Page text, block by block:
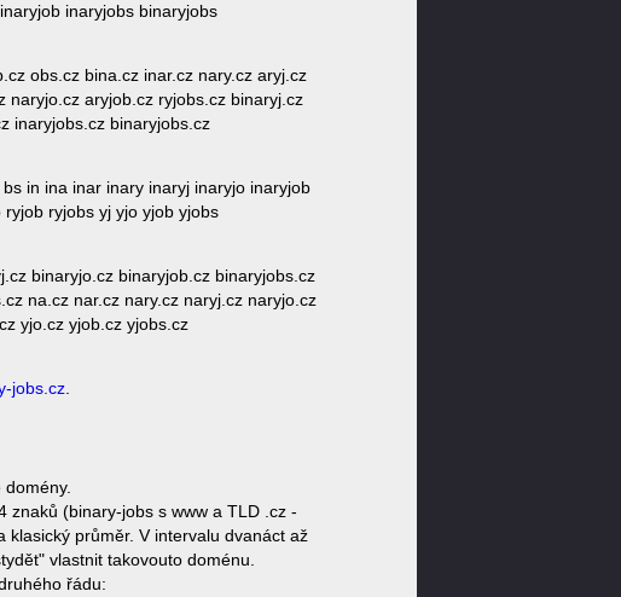
inaryjobs binaryjobs
obs.cz bina.cz inar.cz nary.cz aryj.cz
naryjo.cz aryjob.cz ryjobs.cz binaryj.cz
inaryjobs.cz binaryjobs.cz
in ina inar inary inaryj inaryjo inaryjob
ryjobs yj yjo yjob yjobs
binaryjo.cz binaryjob.cz binaryjobs.cz
na.cz nar.cz nary.cz naryj.cz naryjo.cz
yjo.cz yjob.cz yjobs.cz
jobs.cz
znaků (binary-jobs s www a TLD .cz -
průměr. V intervalu dvanáct až
vlastnit takovouto doménu.
řádu: